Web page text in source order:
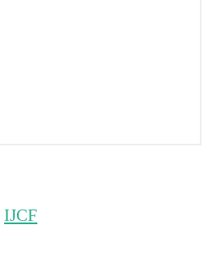
IJCF